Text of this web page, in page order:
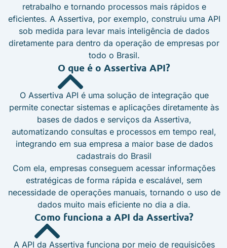
retrabalho e tornando processos mais rápidos e
eficientes. A Assertiva, por exemplo, construiu uma API
sob medida para levar mais inteligência de dados
diretamente para dentro da operação de empresas por
todo o Brasil.
O que é o Assertiva API?
O Assertiva API é uma solução de integração que
permite conectar sistemas e aplicações diretamente às
bases de dados e serviços da Assertiva,
automatizando consultas e processos em tempo real,
integrando em sua empresa a maior base de dados
cadastrais do Brasil
Com ela, empresas conseguem acessar informações
estratégicas de forma rápida e escalável, sem
necessidade de operações manuais, tornando o uso de
dados muito mais eficiente no dia a dia.
Como funciona a API da Assertiva?
A API da Assertiva funciona por meio de requisições